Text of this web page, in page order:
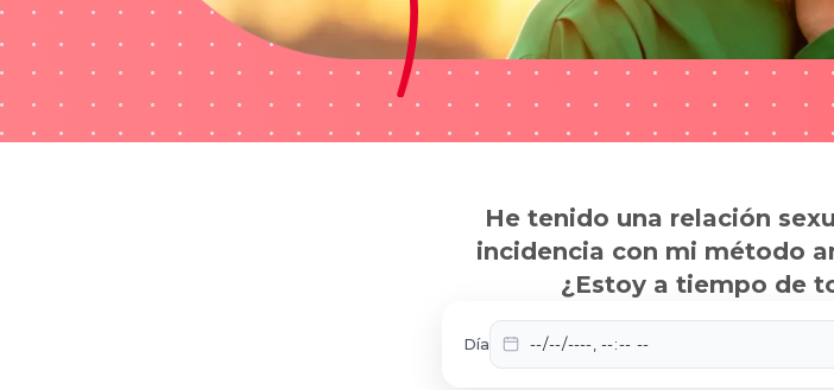
He tenido una relación
incidencia con mi método
¿Estoy a tiempo de
Día